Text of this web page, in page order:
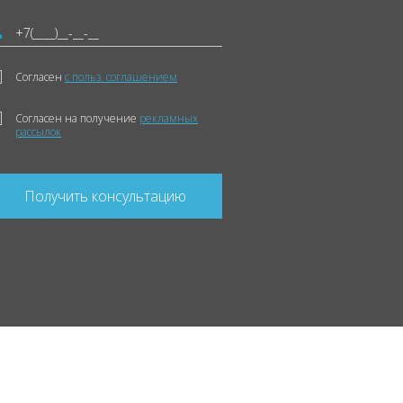
Согласенс польз. соглашением
Согласен на получение рекламных
рассылок
Получить консультацию